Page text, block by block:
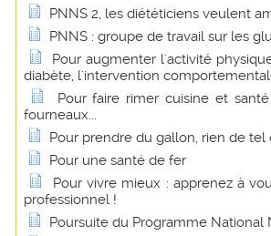
PNNS 2, les diététiciens veulent
PNNS : groupe de travail sur les
Pour augmenter l'activité
diabète, l'intervention
Pour faire rimer cuisine et
fourneaux...
Pour prendre du gallon, rien de tel
Pour une santé de fer
Pour vivre mieux : apprenez à
professionnel !
Poursuite du Programme National